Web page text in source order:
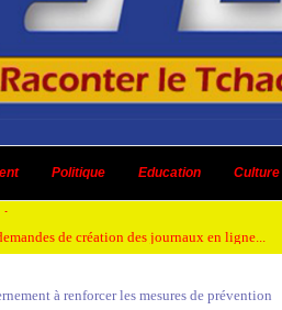
Politique Education Culture
AOÛT 2026
honorer son ancien leader 2 AOÛT
de création des journaux en ligne...
un dividende ni une quelconque plus-...
à renforcer les mesures de prévention